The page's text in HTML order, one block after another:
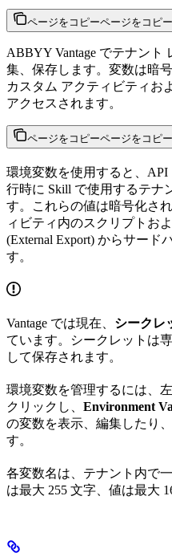
ページをコピーページをコピー
ABBYY Vantage でテナント
集、保存します。変数は暗
カスタム アクティビティお
アクセスされます。
ページをコピーページをコピー
環境変数を使用すると、
行時に Skill で使用するテナ
す。これらの値は暗号化され
ィビティ内のスクリプトお
(External Export) からサード
す。
Vantage では現在、 シークレ
ています。シークレットは
して保存されます。
環境変数を管理するには、
クリックし、 Environment
の変数を表示、編集したり
す。
各変数名は、テナント内で
は最大 255 文字、値は最大